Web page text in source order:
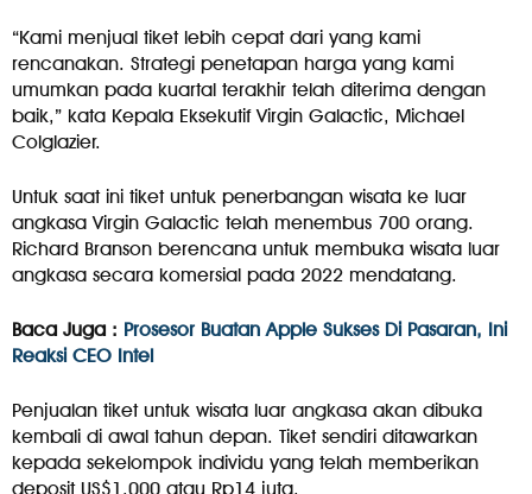
“Kami menjual tiket lebih cepat dari yang kami
rencanakan. Strategi penetapan harga yang kami
umumkan pada kuartal terakhir telah diterima dengan
baik,” kata Kepala Eksekutif Virgin Galactic, Michael
Colglazier.
Untuk saat ini tiket untuk penerbangan wisata ke luar
angkasa Virgin Galactic telah menembus 700 orang.
Richard Branson berencana untuk membuka wisata luar
angkasa secara komersial pada 2022 mendatang.
Baca Juga : Prosesor Buatan Apple Sukses Di Pasaran, Ini
Reaksi CEO Intel
Penjualan tiket untuk wisata luar angkasa akan dibuka
kembali di awal tahun depan. Tiket sendiri ditawarkan
kepada sekelompok individu yang telah memberikan
deposit US$1.000 atau Rp14 juta.